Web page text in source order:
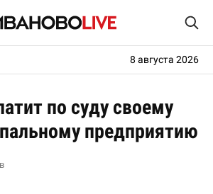
8 августа 2026
по суду своему
предприятию